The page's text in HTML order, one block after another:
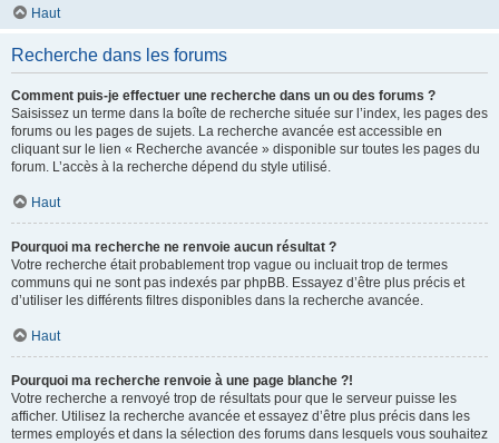
Haut
Recherche dans les forums
Comment puis-je effectuer une recherche dans un ou des forums ?
Saisissez un terme dans la boîte de recherche située sur l’index, les pages des
forums ou les pages de sujets. La recherche avancée est accessible en
cliquant sur le lien « Recherche avancée » disponible sur toutes les pages du
forum. L’accès à la recherche dépend du style utilisé.
Haut
Pourquoi ma recherche ne renvoie aucun résultat ?
Votre recherche était probablement trop vague ou incluait trop de termes
communs qui ne sont pas indexés par phpBB. Essayez d’être plus précis et
d’utiliser les différents filtres disponibles dans la recherche avancée.
Haut
Pourquoi ma recherche renvoie à une page blanche ?!
Votre recherche a renvoyé trop de résultats pour que le serveur puisse les
afficher. Utilisez la recherche avancée et essayez d’être plus précis dans les
termes employés et dans la sélection des forums dans lesquels vous souhaitez